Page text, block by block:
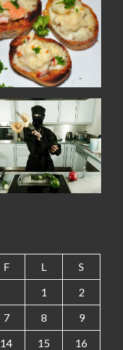
F L
S
1
2
7 8
9
14 15
16